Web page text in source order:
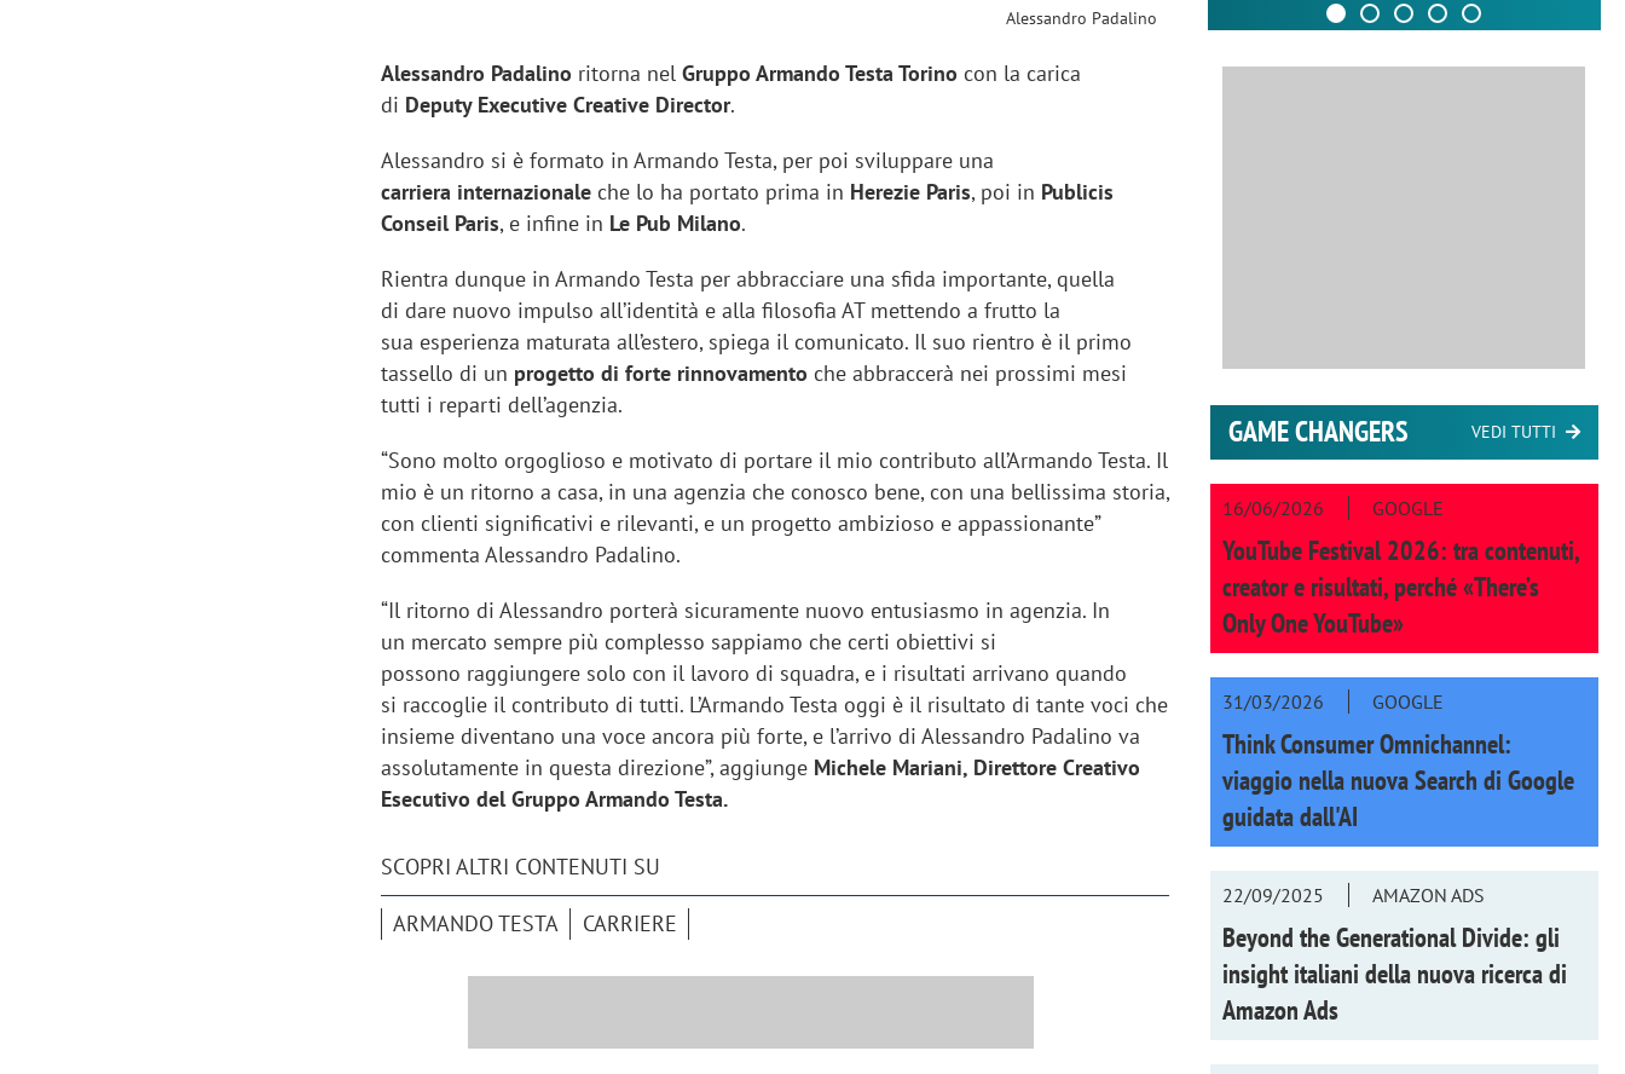
Alessandro Padalino
Alessandro Padalino ritorna nelGruppo Armando Testa Torino con la carica
di Deputy Executive Creative Director.
Alessandro si è formato in Armando Testa, per poi sviluppare una
carriera internazionale che lo ha portato prima in Herezie Paris, poi in Publicis
Conseil Paris, e infine in Le Pub Milano.
Rientra dunque in Armando Testa per abbracciare una sfida importante, quella
di dare nuovo impulso all’identità e alla filosofia AT mettendo a frutto la
sua esperienza maturata all’estero, spiega il comunicato. Il suo rientro è il primo
tassello di un progetto di forte rinnovamento che abbraccerà nei prossimi mesi
tutti i reparti dell’agenzia.
“Sono molto orgoglioso e motivato di portare il mio contributo all’Armando Testa. Il
mio è un ritorno a casa, in una agenzia che conosco bene, con una bellissima storia,
con clienti significativi e rilevanti, e un progetto ambizioso e appassionante”
commenta Alessandro Padalino.
“Il ritorno di Alessandro porterà sicuramente nuovo entusiasmo in agenzia. In
un mercato sempre più complesso sappiamo che certi obiettivi si
possono raggiungere solo con il lavoro di squadra, e i risultati arrivano quando
si raccoglie il contributo di tutti. L’Armando Testa oggi è il risultato di tante voci che
insieme diventano una voce ancora più forte, e l’arrivo di Alessandro Padalino va
assolutamente in questa direzione”, aggiunge Michele Mariani, Direttore Creativo
Esecutivo del Gruppo Armando Testa.
SCOPRI ALTRI CONTENUTI SU
ARMANDO TESTA CARRIERE
GAME CHANGERS VEDI TUTTI
16/06/2026 GOOGLE
YouTube Festival 2026: tra contenuti,
creator e risultati, perché «There’s
Only One YouTube»
31/03/2026 GOOGLE
Think Consumer Omnichannel:
viaggio nella nuova Search di Google
guidata dall'AI
22/09/2025 AMAZON ADS
Beyond the Generational Divide: gli
insight italiani della nuova ricerca di
Amazon Ads